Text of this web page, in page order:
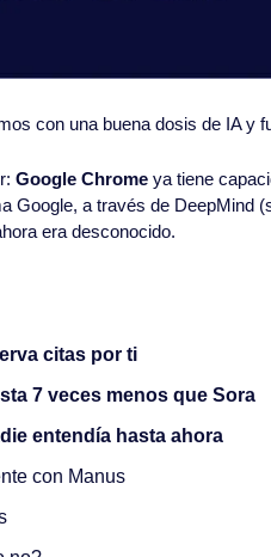
con una buena dosis de IA y
Google Chrome ya tiene
Google, a través de DeepMind
era desconocido.
citas por ti
7 veces menos que Sora
entendía hasta ahora
con Manus